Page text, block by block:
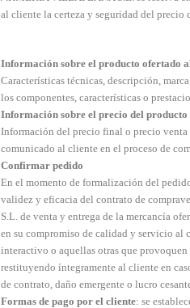
al cliente la certeza y seguridad del
Información sobre el producto ofertado
Características técnicas, descripción,
los componentes, características o
Información sobre el precio del producto
Información del precio final o precio
comunicado al cliente en el proceso de
Confirmar pedido
En el momento de formalización del
validez y eficacia del contrato de
S.L. de venta y entrega de la mercancía
en su compromiso de calidad y servicio al
interactivo o aquellas otras que
restituyendo íntegramente al cliente en
de contrato, daño emergente o lucro
Formas de pago por el cliente: se